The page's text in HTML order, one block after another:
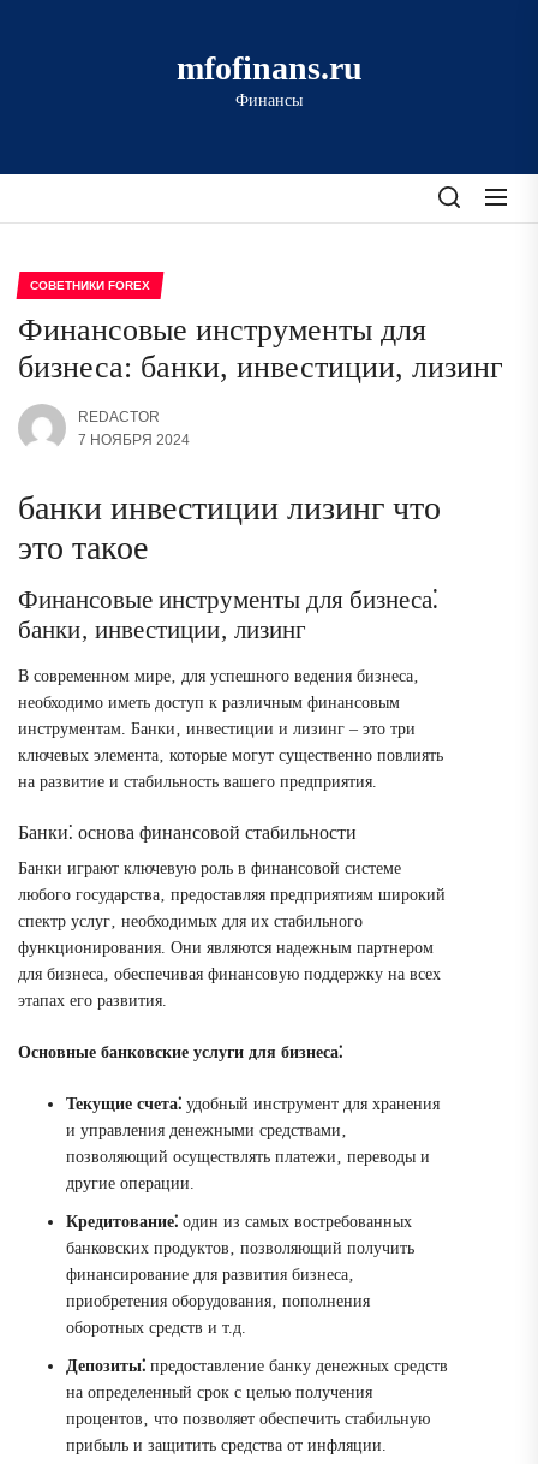
mfofinans.ru
Финансы
СОВЕТНИКИ FOREX
Финансовые инструменты для
бизнеса: банки, инвестиции, лизинг
REDACTOR
7 НОЯБРЯ 2024
банки инвестиции лизинг что
это такое
Финансовые инструменты для бизнеса⁚
банки‚ инвестиции‚ лизинг
В современном мире‚ для успешного ведения бизнеса‚
необходимо иметь доступ к различным финансовым
инструментам. Банки‚ инвестиции и лизинг – это три
ключевых элемента‚ которые могут существенно повлиять
на развитие и стабильность вашего предприятия.
Банки⁚ основа финансовой стабильности
Банки играют ключевую роль в финансовой системе
любого государства‚ предоставляя предприятиям широкий
спектр услуг‚ необходимых для их стабильного
функционирования. Они являются надежным партнером
для бизнеса‚ обеспечивая финансовую поддержку на всех
этапах его развития.
Основные банковские услуги для бизнеса⁚
Текущие счета⁚ удобный инструмент для хранения
и управления денежными средствами‚
позволяющий осуществлять платежи‚ переводы и
другие операции.
Кредитование⁚ один из самых востребованных
банковских продуктов‚ позволяющий получить
финансирование для развития бизнеса‚
приобретения оборудования‚ пополнения
оборотных средств и т.д.
Депозиты⁚ предоставление банку денежных средств
на определенный срок с целью получения
процентов‚ что позволяет обеспечить стабильную
прибыль и защитить средства от инфляции.